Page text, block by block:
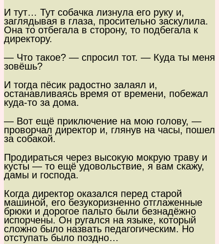
И тут… Тут собачка лизнула его руку и,
заглядывая в глаза, просительно заскулила.
Она то отбегала в сторону, то подбегала к
директору.
— Что такое? — спросил тот. — Куда ты меня
зовёшь?
И тогда пёсик радостно залаял и,
останавливаясь время от времени, побежал
куда-то за дома.
— Вот ещё приключение на мою голову, —
проворчал директор и, глянув на часы, пошел
за собакой.
Продираться через высокую мокрую траву и
кусты — то ещё удовольствие, я вам скажу,
дамы и господа.
Когда директор оказался перед старой
машиной, его безукоризненно отглаженные
брюки и дорогое пальто были безнадёжно
испорчены. Он ругался на языке, который
сложно было назвать педагогическим. Но
отступать было поздно…